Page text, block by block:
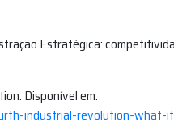
Estratégica:
Disponível em:
industrial-revolution-what-